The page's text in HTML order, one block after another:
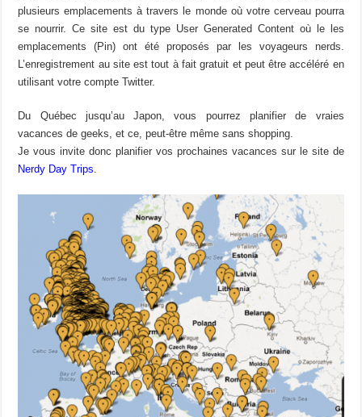
plusieurs emplacements à travers le monde où votre cerveau pourra
se nourrir. Ce site est du type User Generated Content où le les
emplacements (Pin) ont été proposés par les voyageurs nerds.
L’enregistrement au site est tout à fait gratuit et peut être accéléré en
utilisant votre compte Twitter.
Du Québec jusqu’au Japon, vous pourrez planifier de vraies
vacances de geeks, et ce, peut-être même sans shopping.
Je vous invite donc planifier vos prochaines vacances sur le site de
Nerdy Day Trips